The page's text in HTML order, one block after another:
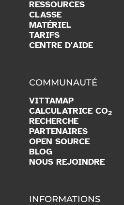
RESSOURCES
CLASSE
MATÉRIEL
TARIFS
CENTRE D'AIDE
COMMUNAUTÉ
VITTAMAP
CALCULATRICE CO2
RECHERCHE
PARTENAIRES
OPEN SOURCE
BLOG
NOUS REJOINDRE
INFORMATIONS